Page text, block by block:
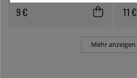
9 € 11 €
Mehr anzeigen